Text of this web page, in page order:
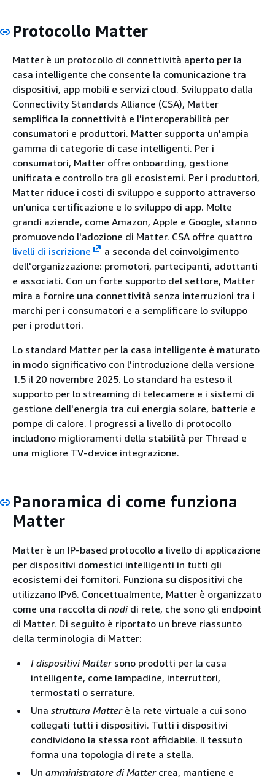
Protocollo Matter
Matter è un protocollo di connettività aperto per la
casa intelligente che consente la comunicazione tra
dispositivi, app mobili e servizi cloud. Sviluppato dalla
Connectivity Standards Alliance (CSA), Matter
semplifica la connettività e l'interoperabilità per
consumatori e produttori. Matter supporta un'ampia
gamma di categorie di case intelligenti. Per i
consumatori, Matter offre onboarding, gestione
unificata e controllo tra gli ecosistemi. Per i produttori,
Matter riduce i costi di sviluppo e supporto attraverso
un'unica certificazione e lo sviluppo di app. Molte
grandi aziende, come Amazon, Apple e Google, stanno
promuovendo l'adozione di Matter. CSA offre quattro
livelli di iscrizione
a seconda del coinvolgimento
dell'organizzazione: promotori, partecipanti, adottanti
e associati. Con un forte supporto del settore, Matter
mira a fornire una connettività senza interruzioni tra i
marchi per i consumatori e a semplificare lo sviluppo
per i produttori.
Lo standard Matter per la casa intelligente è maturato
in modo significativo con l'introduzione della versione
1.5 il 20 novembre 2025. Lo standard ha esteso il
supporto per lo streaming di telecamere e i sistemi di
gestione dell'energia tra cui energia solare, batterie e
pompe di calore. I progressi a livello di protocollo
includono miglioramenti della stabilità per Thread e
una migliore TV-device integrazione.
Panoramica di come funziona
Matter
Matter è un IP-based protocollo a livello di applicazione
per dispositivi domestici intelligenti in tutti gli
ecosistemi dei fornitori. Funziona su dispositivi che
utilizzano IPv6. Concettualmente, Matter è organizzato
come una raccolta di nodidi rete, che sono gli endpoint
di Matter. Di seguito è riportato un breve riassunto
della terminologia di Matter:
I dispositivi Mattersono prodotti per la casa
intelligente, come lampadine, interruttori,
termostati o serrature.
Una struttura Matterè la rete virtuale a cui sono
collegati tutti i dispositivi. Tutti i dispositivi
condividono la stessa root affidabile. Il tessuto
forma una topologia di rete a stella.
Un amministratore di Mattercrea, mantiene e